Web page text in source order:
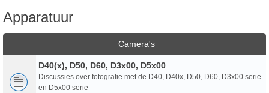
Apparatuur
Camera's
D40(x), D50, D60, D3x00, D5x00
Discussies over fotografie met de D40, D40x, D50, D60, D3x00 serie
en D5x00 serie